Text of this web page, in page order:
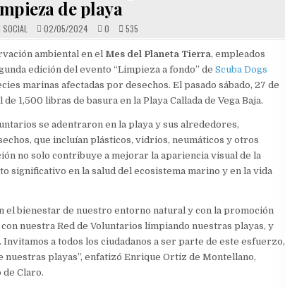
de playa
02/05/2024 0 535
ambiental en el Mes del Planeta Tierra, empleados
edición del evento “Limpieza a fondo” de Scuba Dogs
marinas afectadas por desechos. El pasado sábado, 27 de
1,500 libras de basura en la Playa Callada de Vega Baja.
se adentraron en la playa y sus alrededores,
que incluían plásticos, vidrios, neumáticos y otros
no solo contribuye a mejorar la apariencia visual de la
significativo en la salud del ecosistema marino y en la vida
el bienestar de nuestro entorno natural y con la promoción
nuestra Red de Voluntarios limpiando nuestras playas, y
a todos los ciudadanos a ser parte de este esfuerzo,
nuestras playas”, enfatizó Enrique Ortiz de Montellano,
Claro.